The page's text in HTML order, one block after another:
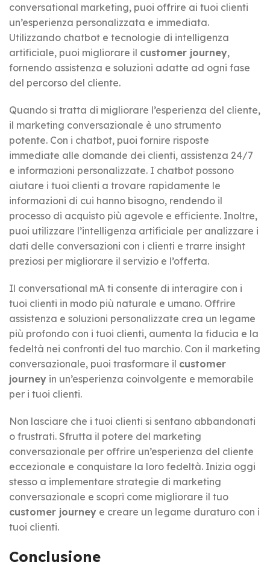
conversational marketing, puoi offrire ai tuoi clienti
un’esperienza personalizzata e immediata.
Utilizzando chatbot e tecnologie di intelligenza
artificiale, puoi migliorare il customer journey,
fornendo assistenza e soluzioni adatte ad ogni fase
del percorso del cliente.
Quando si tratta di migliorare l’esperienza del cliente,
il marketing conversazionale è uno strumento
potente. Con i chatbot, puoi fornire risposte
immediate alle domande dei clienti, assistenza 24/7
e informazioni personalizzate. I chatbot possono
aiutare i tuoi clienti a trovare rapidamente le
informazioni di cui hanno bisogno, rendendo il
processo di acquisto più agevole e efficiente. Inoltre,
puoi utilizzare l’intelligenza artificiale per analizzare i
dati delle conversazioni con i clienti e trarre insight
preziosi per migliorare il servizio e l’offerta.
Il conversational mA ti consente di interagire con i
tuoi clienti in modo più naturale e umano. Offrire
assistenza e soluzioni personalizzate crea un legame
più profondo con i tuoi clienti, aumenta la fiducia e la
fedeltà nei confronti del tuo marchio. Con il marketing
conversazionale, puoi trasformare il customer
journey in un’esperienza coinvolgente e memorabile
per i tuoi clienti.
Non lasciare che i tuoi clienti si sentano abbandonati
o frustrati. Sfrutta il potere del marketing
conversazionale per offrire un’esperienza del cliente
eccezionale e conquistare la loro fedeltà. Inizia oggi
stesso a implementare strategie di marketing
conversazionale e scopri come migliorare il tuo
customer journey e creare un legame duraturo con i
tuoi clienti.
Conclusione